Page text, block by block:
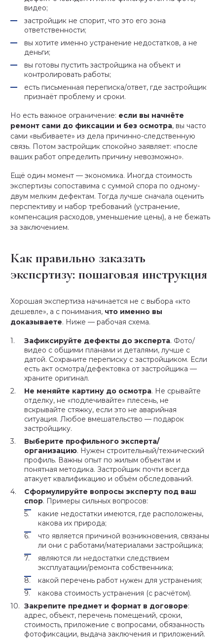
видео;
застройщик не спорит, что это его зона
ответственности;
вы хотите именно устранение недостатков, а не
деньги;
вы готовы пустить застройщика на объект и
контролировать работы;
есть письменная переписка/ответ, где застройщик
признаёт проблему и сроки.
Но есть важное ограничение: если вы начнёте
ремонт сами до фиксации и без осмотра, вы часто
сами «выбиваете» из дела причинно-следственную
связь. Потом застройщик спокойно заявляет: «после
ваших работ определить причину невозможно».
Ещё один момент — экономика. Иногда стоимость
экспертизы сопоставима с суммой спора по одному-
двум мелким дефектам. Тогда лучше сначала оценить
перспективу и набор требований (устранение,
компенсация расходов, уменьшение цены), а не бежать
за заключением.
Как правильно заказать
экспертизу: пошаговая инструкция
Хорошая экспертиза начинается не с выбора «кто
дешевле», а с понимания, что именно вы
доказываете. Ниже — рабочая схема.
Зафиксируйте дефекты до эксперта. Фото/
видео с общими планами и деталями, лучше с
датой. Сохраните переписку с застройщиком. Если
есть акт осмотра/дефектовка от застройщика —
храните оригинал.
Не меняйте картину до осмотра. Не срывайте
отделку, не «подлечивайте» плесень, не
вскрывайте стяжку, если это не аварийная
ситуация. Любое вмешательство — подарок
застройщику.
Выберите профильного эксперта/
организацию. Нужен строительный/технический
профиль. Важны опыт по жилым объектам и
понятная методика. Застройщик почти всегда
атакует квалификацию и объём обследований.
Сформулируйте вопросы эксперту под ваш
спор. Примеры сильных вопросов:
какие недостатки имеются, где расположены,
какова их природа;
что является причиной возникновения, связаны
ли они с работами/материалами застройщика;
являются ли недостатки следствием
эксплуатации/ремонта собственника;
какой перечень работ нужен для устранения;
какова стоимость устранения (с расчётом).
Закрепите предмет и формат в договоре:
адрес, объект, перечень помещений, сроки,
стоимость, приложение с вопросами, обязанность
фотофиксации, выдача заключения и приложений.